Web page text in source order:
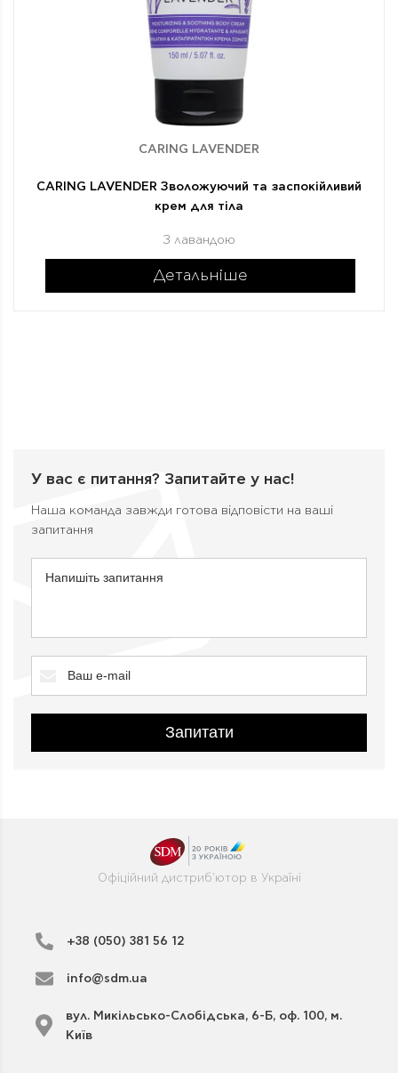
CARING LAVENDER
CARING LAVENDER Зволожуючий та заспокійливий
крем для тіла
З лавандою
Детальніше
У вас є питання? Запитайте у нас!
Наша команда завжди готова відповісти на ваші
запитання
Запитати
Офіційний дистриб'ютор в Україні
+38 (050) 381 56 12
info@sdm.ua
вул. Микільсько-Слобідська, 6-Б, оф. 100, м.
Київ